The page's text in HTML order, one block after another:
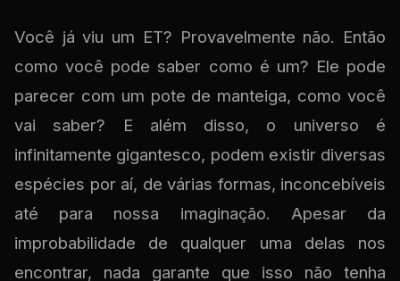
Você já viu um ET? Provavelmente não. Então
como você pode saber como é um? Ele pode
parecer com um pote de manteiga, como você
vai saber? E além disso, o universo é
infinitamente gigantesco, podem existir diversas
espécies por aí, de várias formas, inconcebíveis
até para nossa imaginação. Apesar da
improbabilidade de qualquer uma delas nos
encontrar, nada garante que isso não tenha